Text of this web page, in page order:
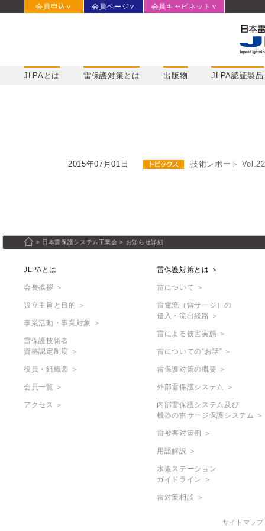
会員申込∨ 会員ページ∨ 会員キャビネット∨
JLPAとは 雷保護対策とは 出版物 JLPA認証製品
2015年07月01日 技術レポート
日本雷保護システム工業会 お知らせ詳細
JLPAとは
会長挨拶 ＞
設立主旨と目的 ＞
事業活動・事業対象 ＞
雷保護技術者
資格認定制度 ＞
役員・組織図 ＞
会員一覧 ＞
アクセス ＞
雷保護対策とは ＞
雷について ＞
雷電流（雷サージ）の
侵入・流出経路 ＞
雷による被害実態 ＞
雷についての“お話” ＞
雷保護対策の概要 ＞
外部雷保護システム ＞
内部雷保護システム及び
機器の雷サージ保護システム ＞
雷被害対策例 ＞
用語解説 ＞
水素ステーション
ガイドライン ＞
雷対策相談 ＞
サイトマップ